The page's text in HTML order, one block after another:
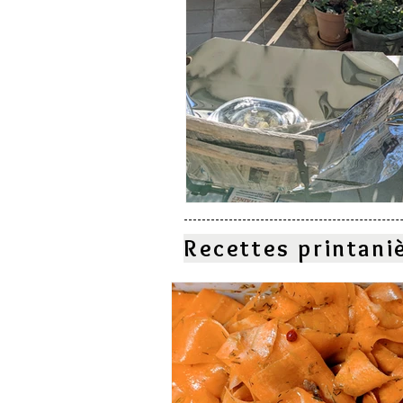
Recettes